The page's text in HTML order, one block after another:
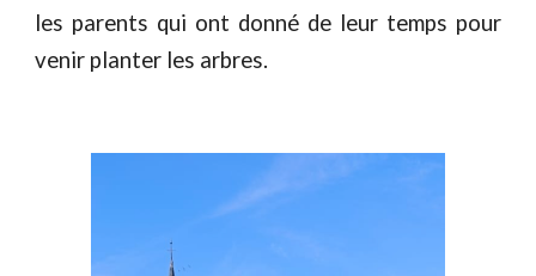
les parents qui ont donné de leur temps pour
venir planter les arbres.